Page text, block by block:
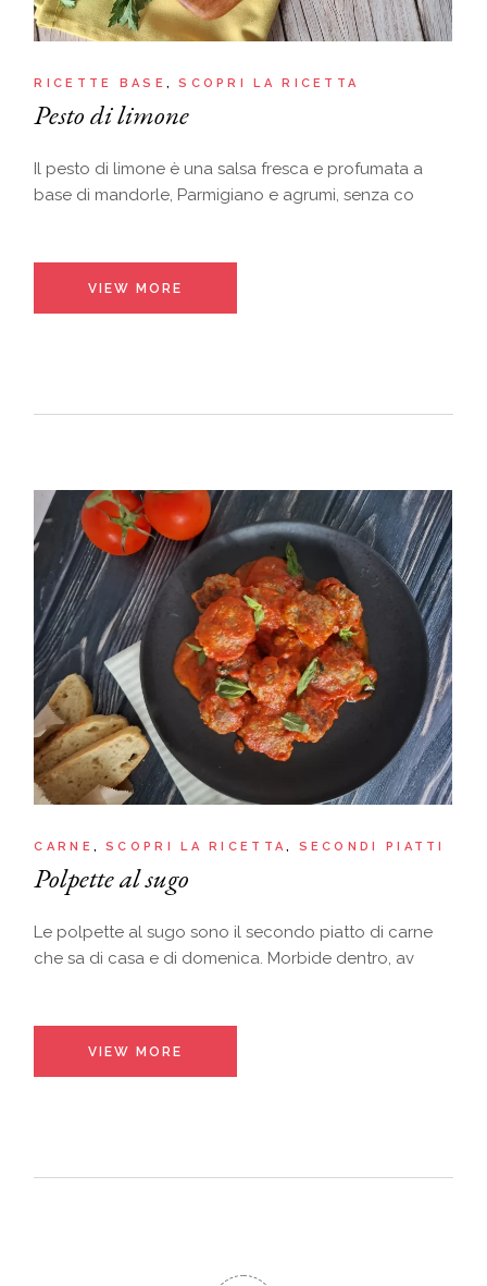
RICETTE BASE SCOPRI LA RICETTA
Pesto di limone
Il pesto di limone è una salsa fresca e profumata a
base di mandorle, Parmigiano e agrumi, senza co
VIEW MORE
CARNE SCOPRI LA RICETTA SECONDI PIATTI
Polpette al sugo
Le polpette al sugo sono il secondo piatto di carne
che sa di casa e di domenica. Morbide dentro, av
VIEW MORE